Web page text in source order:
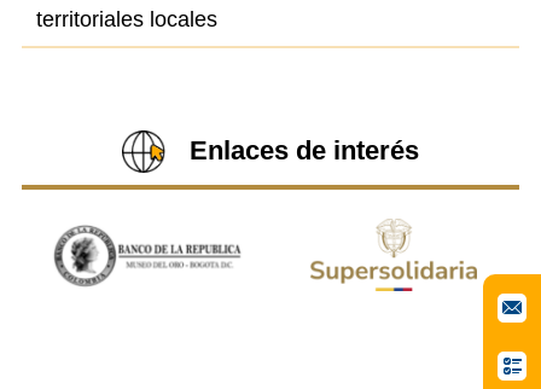
territoriales locales
Enlaces de interés